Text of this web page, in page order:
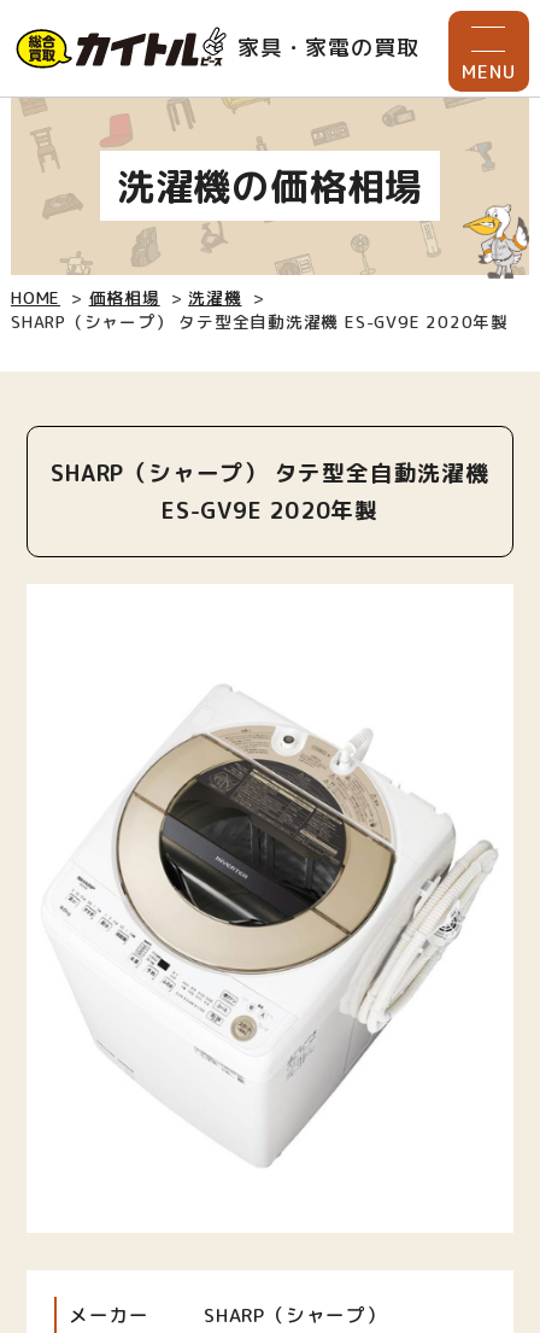
家具・家電の買取
MENU
洗濯機の価格相場
HOME 価格相場
洗濯機
SHARP（シャープ） タテ型全自動洗濯機 ES-GV9E 2020年製
SHARP（シャープ） タテ型全自動洗濯機
ES-GV9E 2020年製
メーカー SHARP（シャープ）